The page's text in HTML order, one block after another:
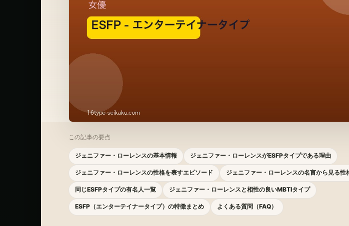
この記事の要点
ジェニファー・ローレンスの基本情報 ジェニファー・ローレンスがESFPタイプである理由
ジェニファー・ローレンスの性格を表すエピソード ジェニファー・ローレンスの名言から見る性
同じESFPタイプの有名人一覧 ジェニファー・ローレンスと相性の良いMBTIタイプ
ESFP（エンターテイナータイプ）の特徴まとめ よくある質問（FAQ）